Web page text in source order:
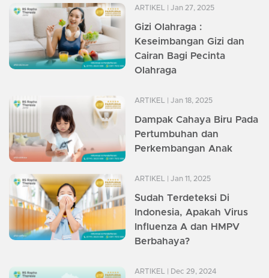
ARTIKEL | Jan 27, 2025
Gizi Olahraga :
Keseimbangan Gizi dan
Cairan Bagi Pecinta
Olahraga
ARTIKEL | Jan 18, 2025
Dampak Cahaya Biru Pada
Pertumbuhan dan
Perkembangan Anak
ARTIKEL | Jan 11, 2025
Sudah Terdeteksi Di
Indonesia, Apakah Virus
Influenza A dan HMPV
Berbahaya?
ARTIKEL | Dec 29, 2024